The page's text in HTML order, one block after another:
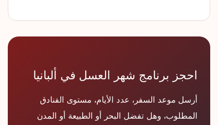
احجز برنامج شهر العسل في ألبانيا
أرسل موعد السفر، عدد الأيام، مستوى الفنادق
المطلوب، وهل تفضل البحر أو الطبيعة أو المدن